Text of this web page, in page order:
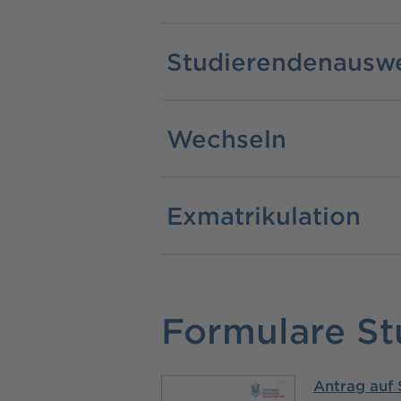
Wechseln
Exmatrikulation
Formulare
Antrag auf